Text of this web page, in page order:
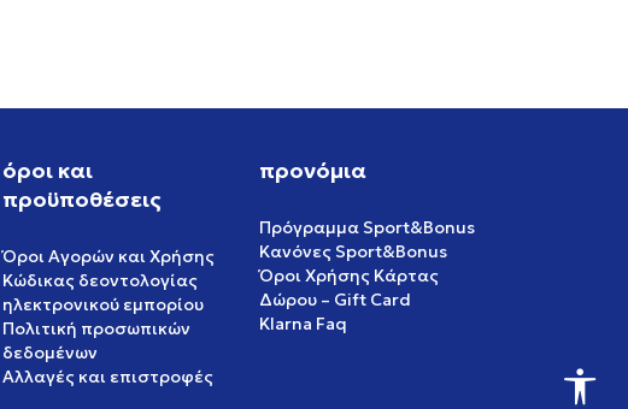
όροι και
προϋποθέσεις
Όροι Αγορών και Χρήσης
Κώδικας δεοντολογίας
ηλεκτρονικού εμπορίου
Πολιτική προσωπικών
δεδομένων
Αλλαγές και επιστροφές
προνόμια
Πρόγραμμα Sport&Bonus
Κανόνες Sport&Bonus
Όροι Χρήσης Κάρτας
Δώρου – Gift Card
Klarna Faq